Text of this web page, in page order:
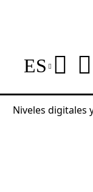
ES
Niveles digitales
Seek FR20